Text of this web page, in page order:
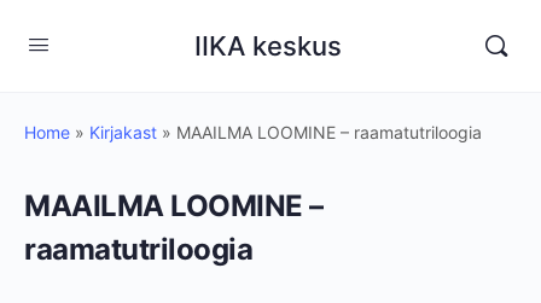
IIKA keskus
Home » Kirjakast » MAAILMA LOOMINE – raamatutriloogia
MAAILMA LOOMINE –
raamatutriloogia